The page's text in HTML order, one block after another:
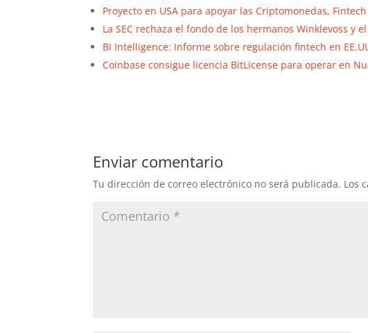
Proyecto en USA para apoyar las Criptomonedas,
La SEC rechaza el fondo de los hermanos Winklevoss y
BI Intelligence: Informe sobre regulación fintech en
Coinbase consigue licencia BitLicense para operar en
Enviar comentario
Tu dirección de correo electrónico no será publicada. Los